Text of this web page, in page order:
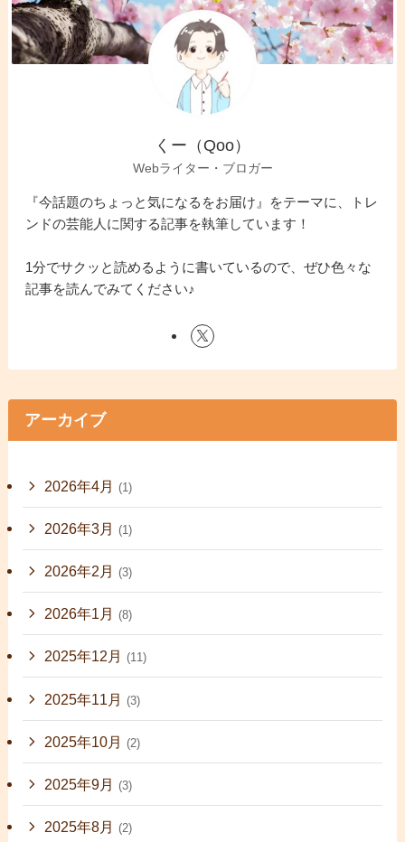
くー（Qoo）
Webライター・ブロガー
『今話題のちょっと気になるをお届け』をテーマに、トレ
ンドの芸能人に関する記事を執筆しています！
1分でサクッと読めるように書いているので、ぜひ色々な
記事を読んでみてください♪
アーカイブ
2026年4月 (1)
2026年3月 (1)
2026年2月 (3)
2026年1月 (8)
2025年12月 (11)
2025年11月 (3)
2025年10月 (2)
2025年9月 (3)
2025年8月 (2)